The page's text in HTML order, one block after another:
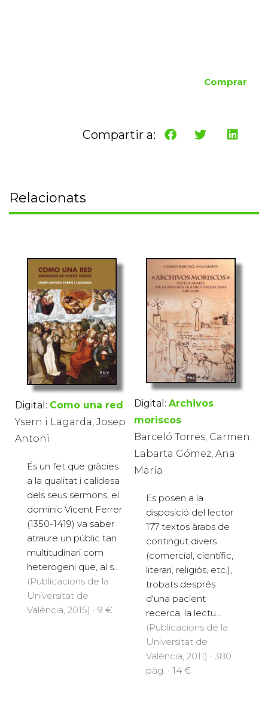
Comprar
Compartir a:
Relacionats
Digital: Como una red
Ysern i Lagarda, Josep
Antoni
És un fet que gràcies
a la qualitat i calidesa
dels seus sermons, el
dominic Vicent Ferrer
(1350-1419) va saber
atraure un públic tan
multitudinari com
heterogeni que, al s...
(Publicacions de la
Universitat de
València, 2015) · 9 €
Digital: Archivos
moriscos
Barceló Torres, Carmen;
Labarta Gómez, Ana
María
Es posen a la
disposició del lector
177 textos àrabs de
contingut divers
(comercial, científic,
literari, religiós, etc.),
trobats després
d'una pacient
recerca, la lectu...
(Publicacions de la
Universitat de
València, 2011) · 380
pàg. · 14 €